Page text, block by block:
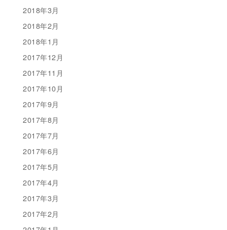
2018年3月
2018年2月
2018年1月
2017年12月
2017年11月
2017年10月
2017年9月
2017年8月
2017年7月
2017年6月
2017年5月
2017年4月
2017年3月
2017年2月